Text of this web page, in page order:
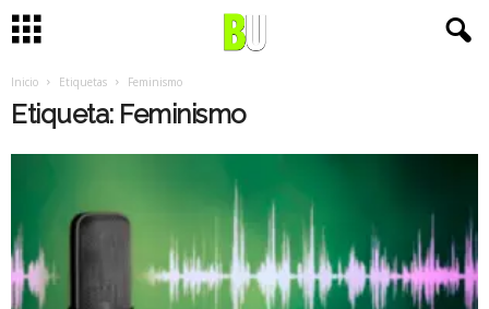
Inicio Etiquetas Feminismo
Etiqueta: Feminismo